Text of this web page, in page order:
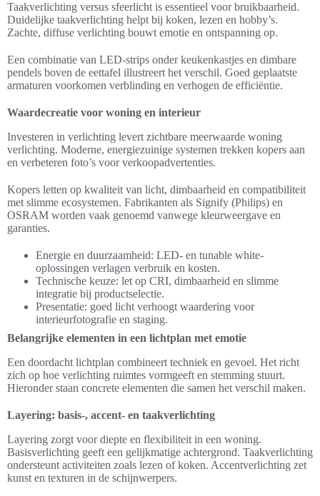
Taakverlichting versus sfeerlicht is essentieel voor bruikbaarheid.
Duidelijke taakverlichting helpt bij koken, lezen en hobby’s.
Zachte, diffuse verlichting bouwt emotie en ontspanning op.
Een combinatie van LED-strips onder keukenkastjes en dimbare
pendels boven de eettafel illustreert het verschil. Goed geplaatste
armaturen voorkomen verblinding en verhogen de efficiëntie.
Waardecreatie voor woning en interieur
Investeren in verlichting levert zichtbare meerwaarde woning
verlichting. Moderne, energiezuinige systemen trekken kopers aan
en verbeteren foto’s voor verkoopadvertenties.
Kopers letten op kwaliteit van licht, dimbaarheid en compatibiliteit
met slimme ecosystemen. Fabrikanten als Signify (Philips) en
OSRAM worden vaak genoemd vanwege kleurweergave en
garanties.
Energie en duurzaamheid: LED- en tunable white-
oplossingen verlagen verbruik en kosten.
Technische keuze: let op CRI, dimbaarheid en slimme
integratie bij productselectie.
Presentatie: goed licht verhoogt waardering voor
interieurfotografie en staging.
Belangrijke elementen in een lichtplan met emotie
Een doordacht lichtplan combineert techniek en gevoel. Het richt
zich op hoe verlichting ruimtes vormgeeft en stemming stuurt.
Hieronder staan concrete elementen die samen het verschil maken.
Layering: basis-, accent- en taakverlichting
Layering zorgt voor diepte en flexibiliteit in een woning.
Basisverlichting geeft een gelijkmatige achtergrond. Taakverlichting
ondersteunt activiteiten zoals lezen of koken. Accentverlichting zet
kunst en texturen in de schijnwerpers.